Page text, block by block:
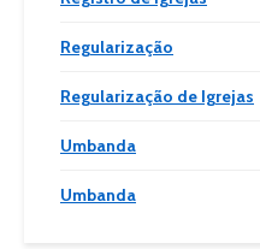
Regularização
Regularização de Igrejas
Umbanda
Umbanda